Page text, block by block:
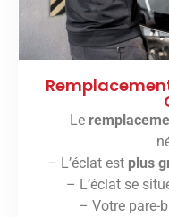
Le
– L’éclat est plus
– L’éclat se
– Votre pare-